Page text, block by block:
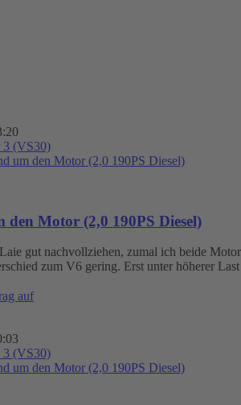
3 (VS30)
um den Motor (2,0 190PS Diesel)
den Motor (2,0 190PS Diesel)
gut nachvollziehen, zumal ich beide
zum V6 gering. Erst unter höherer
auf
3 (VS30)
um den Motor (2,0 190PS Diesel)